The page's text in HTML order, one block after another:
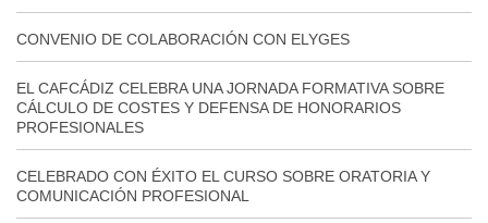
CONVENIO DE COLABORACIÓN CON ELYGES
EL CAFCÁDIZ CELEBRA UNA JORNADA FORMATIVA SOBRE
CÁLCULO DE COSTES Y DEFENSA DE HONORARIOS
PROFESIONALES
CELEBRADO CON ÉXITO EL CURSO SOBRE ORATORIA Y
COMUNICACIÓN PROFESIONAL